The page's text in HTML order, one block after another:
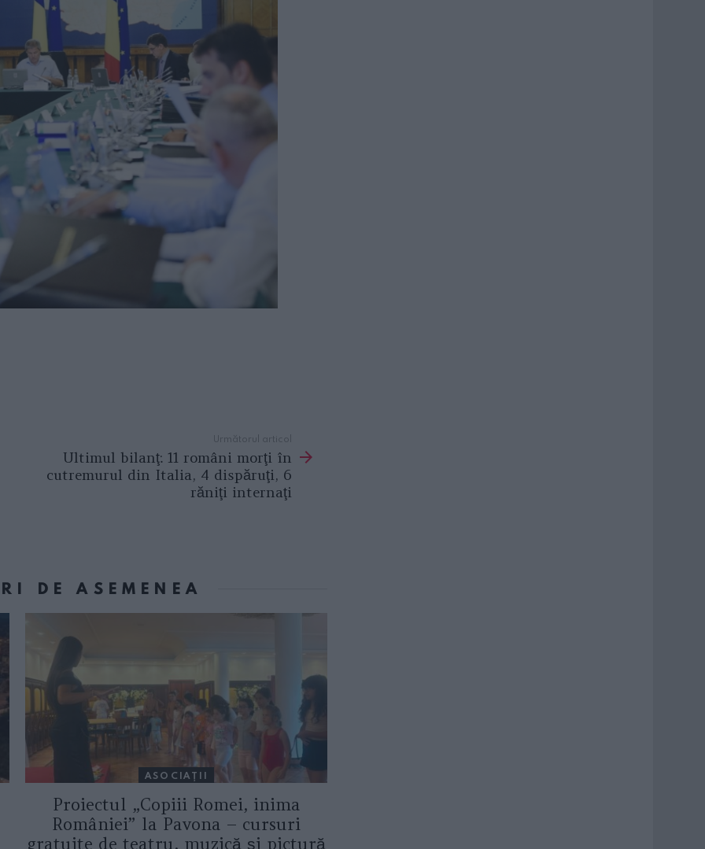
Următorul articol
Ultimul bilanţ: 11 români morţi în
cutremurul din Italia, 4 dispăruţi, 6
răniţi internaţi
DE ASEMENEA
ASOCIAŢII
Proiectul „Copiii Romei, inima
României” la Pavona – cursuri
gratuite de teatru, muzică și pictură